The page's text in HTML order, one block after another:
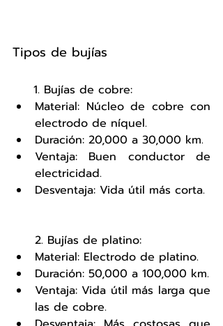
Tipos de bujías
     1. Bujías de cobre:
Material: Núcleo de cobre con
electrodo de níquel.
Duración: 20,000 a 30,000 km.
Ventaja: Buen conductor de
electricidad.
Desventaja: Vida útil más corta.
2. Bujías de platino:
Material: Electrodo de platino.
Duración: 50,000 a 100,000 km.
Ventaja: Vida útil más larga que
las de cobre.